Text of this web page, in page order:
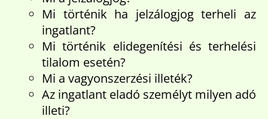
Mi történik ha jelzálogjog terheli az
ingatlant?
Mi történik elidegenítési és terhelési
tilalom esetén?
Mi a vagyonszerzési illeték?
Az ingatlant eladó személyt milyen adó
illeti?